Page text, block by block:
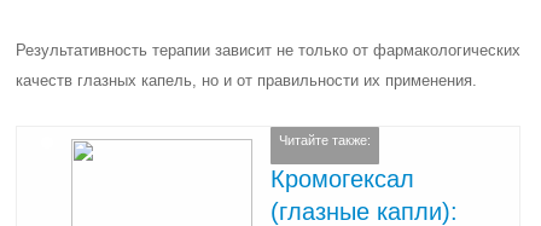
Результативность терапии зависит не только от фармакологических
качеств глазных капель, но и от правильности их применения.
Читайте также:
Кромогексал
(глазные капли):